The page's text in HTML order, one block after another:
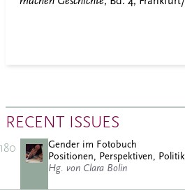
RECENT ISSUES
180
Gender im Fotobuch
Positionen, Perspektiven,
Hg. von Clara Bolin